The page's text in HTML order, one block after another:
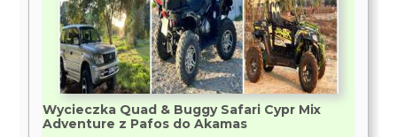
Wycieczka Quad & Buggy Safari Cypr Mix
Adventure z Pafos do Akamas